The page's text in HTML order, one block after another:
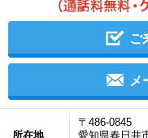
ご
メ
所在地
〒486-0845
愛知県春日井